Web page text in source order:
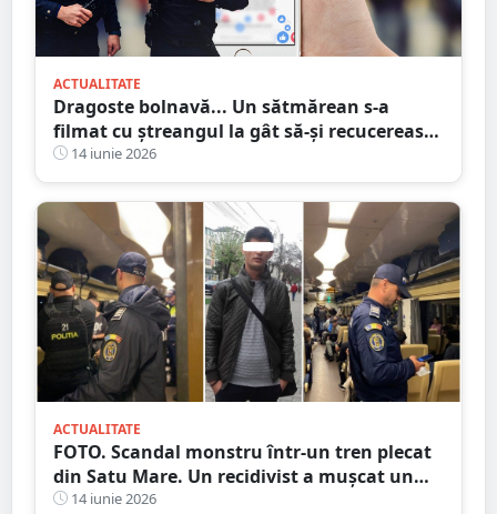
ACTUALITATE
Dragoste bolnavă... Un sătmărean s-a
filmat cu ștreangul la gât să-și recucerească
iubita. A făcut și accident
14 iunie 2026
ACTUALITATE
FOTO. Scandal monstru într-un tren plecat
din Satu Mare. Un recidivist a mușcat un
polițist de mână
14 iunie 2026